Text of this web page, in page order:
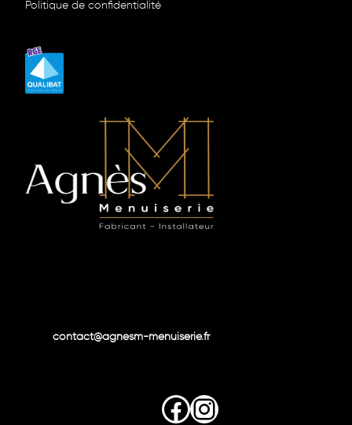
Politique de confidentialité
contact@agnesm-menuiserie.fr
Facebook
Instagram